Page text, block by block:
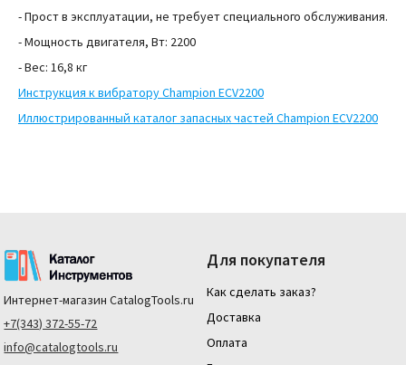
- Прост в эксплуатации, не требует специального обслуживания.
- Мощность двигателя, Вт: 2200
- Вес: 16,8 кг
Инструкция к вибратору Champion ECV2200
Иллюстрированный каталог запасных частей Champion ECV2200
Интернет-магазин CatalogTools.ru
+7(343) 372-55-72
info@catalogtools.ru
Для покупателя
Как сделать заказ?
Доставка
Оплата